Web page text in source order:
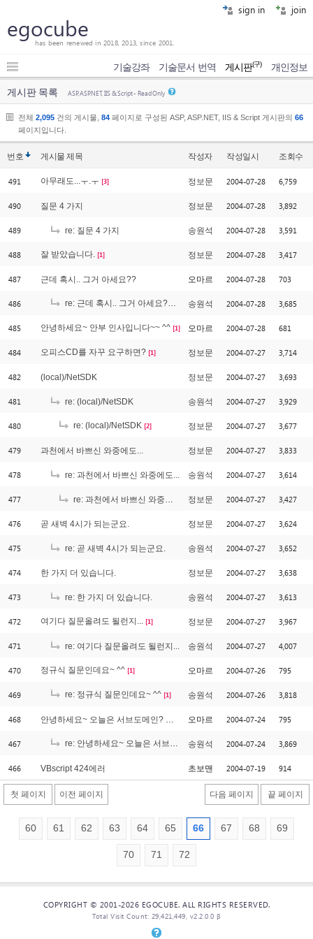
sign in join
egocube
has been renewed in 2018, 2013, since 2001.
기술강좌 기술문서 번역 게시판(구) 개인정보
게시판 목록 ASP, ASP.NET, IIS & Script - Read Only
전체 2,095 건의 게시물, 84 페이지로 구성된 ASP, ASP.NET, IIS & Script 게시판의 66
페이지입니다.
번호 게시물제목 작성자 작성일시 조회수
491 아무래도...ㅜ.ㅜ [3] 정보문 2004-07-28 6,759
490 질문 4 가지 정보문 2004-07-28 3,892
489 re: 질문 4 가지 송원석 2004-07-28 3,591
488 잘 받았습니다. [1] 정보문 2004-07-28 3,417
487 근데 혹시.. 그거 아세요?? 오마르 2004-07-28 703
486 re: 근데 혹시.. 그거 아세요?? 송원석 2004-07-28 3,685
485 안녕하세요~ 안부 인사입니다~~ ^^ [1] 오마르 2004-07-28 681
484 오피스CD를 자꾸 요구하면? [1] 정보문 2004-07-27 3,714
482 (local)/NetSDK 정보문 2004-07-27 3,693
481 re: (local)/NetSDK 송원석 2004-07-27 3,929
480 re: (local)/NetSDK [2] 정보문 2004-07-27 3,677
479 과천에서 바쁘신 와중에도... 정보문 2004-07-27 3,833
478 re: 과천에서 바쁘신 와중에도... 송원석 2004-07-27 3,614
477 re: 과천에서 바쁘신 와중에도... 정보문 2004-07-27 3,427
476 곧 새벽 4시가 되는군요. 정보문 2004-07-27 3,624
475 re: 곧 새벽 4시가 되는군요. 송원석 2004-07-27 3,652
474 한 가지 더 있습니다. 정보문 2004-07-27 3,638
473 re: 한 가지 더 있습니다. 송원석 2004-07-27 3,613
472 여기다 질문올려도 될런지... [1] 정보문 2004-07-27 3,967
471 re: 여기다 질문올려도 될런지... 송원석 2004-07-27 4,007
470 정규식 질문인데요~ ^^ [1] 오마르 2004-07-26 795
469 re: 정규식 질문인데요~ ^^ [1] 송원석 2004-07-26 3,818
468 안녕하세요~ 오늘은 서브도메인? 아이디? 에 대한 질문인데요.. 오마르 2004-07-24 795
467 re: 안녕하세요~ 오늘은 서브도메인? 아이디? 에 대한 질문인데요.. 송원석 2004-07-24 3,869
466 VBscript 424에러 초보맨 2004-07-19 914
첫 페이지 이전 페이지 다음 페이지 끝 페이지
60 61 62 63 64 65 66 67 68 69
70 71 72
COPYRIGHT © 2001-2026 EGOCUBE. ALL RIGHTS RESERVED.
Total Visit Count: 29,421,449, v2.2.0.0 β